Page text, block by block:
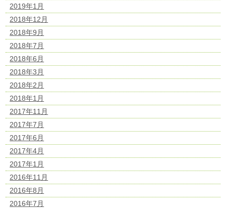
2019年1月
2018年12月
2018年9月
2018年7月
2018年6月
2018年3月
2018年2月
2018年1月
2017年11月
2017年7月
2017年6月
2017年4月
2017年1月
2016年11月
2016年8月
2016年7月